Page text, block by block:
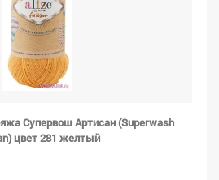
Супервош Артисан (Superwash
цвет 281 желтый